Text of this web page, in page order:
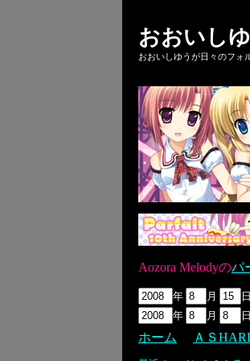
おおいし
おおいしゆうが日々のフォ
Aozora Melodyのパ
年 月
年
月
ホーム ＡＳ